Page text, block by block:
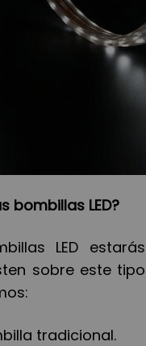
bombillas LED?
LED estarás
sobre este tipo
tradicional.